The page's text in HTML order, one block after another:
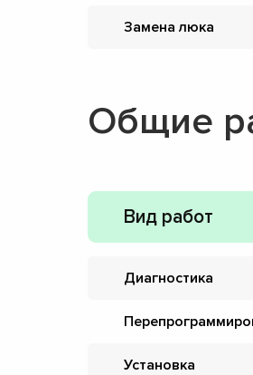
Замена люка
Общие
Вид работ
Диагностика
Установка